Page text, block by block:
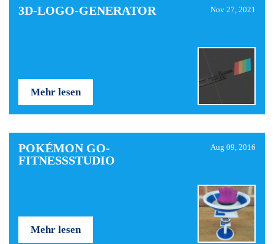
3D-LOGO-GENERATOR Nov 27, 2021
Mehr lesen
POKÉMON GO-
FITNESSSTUDIO
Aug 09, 2016
Mehr lesen